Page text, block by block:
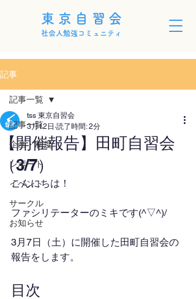
東京自習会
社会人勉強コミュニティ
記事
記事一覧
企画・制度
レポート
イベント
サークル
お知らせ
記事一覧
【開催報告】田町自習会
（3/7）
tss 東京自習会
3月12日 読了時間: 2分
こんにちは！
ファシリテーターのミキです(^▽^)/
3月7日（土）に開催した田町自習会の
報告をします。
目次